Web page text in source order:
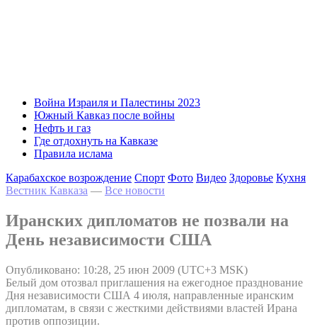
Война Израиля и Палестины 2023
Южный Кавказ после войны
Нефть и газ
Где отдохнуть на Кавказе
Правила ислама
Карабахское возрождение Спорт Фото Видео Здоровье Кухня
Вестник Кавказа — Все новости
Иранских дипломатов не позвали на
День независимости США
Опубликовано: 10:28, 25 июн 2009 (UTC+3 MSK)
Белый дом отозвал приглашения на ежегодное празднование
Дня независимости США 4 июля, направленные иранским
дипломатам, в связи с жесткими действиями властей Ирана
против оппозиции.